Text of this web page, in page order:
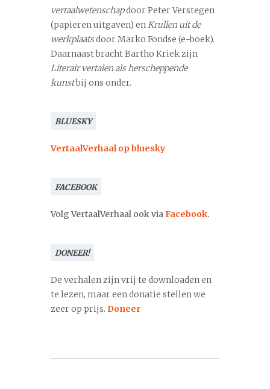
vertaalwetenschapdoor Peter Verstegen
(papieren uitgaven) enKrullen uit de
werkplaatsdoor Marko Fondse (e-boek).
Daarnaast bracht Bartho Kriek zijn
Literair vertalen als herscheppende
kunstbij ons onder.
BLUESKY
VertaalVerhaal op bluesky
FACEBOOK
Volg VertaalVerhaal ook viaFacebook.
DONEER!
De verhalen zijn vrij te downloaden en
te lezen, maar een donatie stellen we
zeer op prijs. Doneer